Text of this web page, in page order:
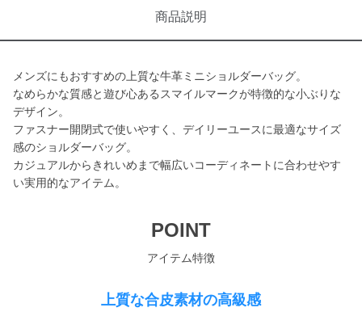
商品説明
メンズにもおすすめの上質な牛革ミニショルダーバッグ。
なめらかな質感と遊び心あるスマイルマークが特徴的な小ぶりな
デザイン。
ファスナー開閉式で使いやすく、デイリーユースに最適なサイズ
感のショルダーバッグ。
カジュアルからきれいめまで幅広いコーディネートに合わせやす
い実用的なアイテム。
POINT
アイテム特徴
上質な合皮素材の高級感